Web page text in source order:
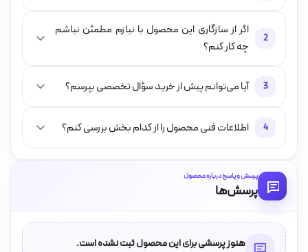
2
اگر از سازگاری این محصول با نیازم مطمئن نباشم
چه کار کنم؟
3 آیا می‌توانم پیش از خرید سؤال تخصصی بپرسم؟
4 اطلاعات فنی محصول را از کدام بخش بررسی کنم؟
پرسش و پاسخ درباره محصول
پرسش‌ها
هنوز پرسشی برای این محصول ثبت نشده است.